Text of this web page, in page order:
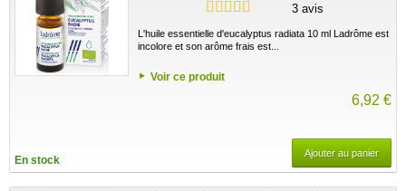
3 avis
L'huile essentielle d'eucalyptus radiata 10 ml Ladrôme est
incolore et son arôme frais est...
Voir ce produit
6,92 €
En stock
Ajouter au panier